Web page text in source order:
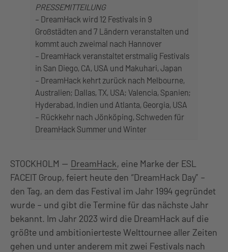
PRESSEMITTEILUNG
– DreamHack wird 12 Festivals in 9
Großstädten and 7 Ländern veranstalten und
kommt auch zweimal nach Hannover
– DreamHack veranstaltet erstmalig Festivals
in San Diego, CA, USA und Makuhari, Japan
– DreamHack kehrt zurück nach Melbourne,
Australien; Dallas, TX, USA; Valencia, Spanien;
Hyderabad, Indien und Atlanta, Georgia, USA
– Rückkehr nach Jönköping, Schweden für
DreamHack Summer und Winter
STOCKHOLM — DreamHack, eine Marke der ESL
FACEIT Group, feiert heute den “DreamHack Day” –
den Tag, an dem das Festival im Jahr 1994 gegründet
wurde – und gibt die Termine für das nächste Jahr
bekannt. Im Jahr 2023 wird die DreamHack auf die
größte und ambitionierteste Welttournee aller Zeiten
gehen und unter anderem mit zwei Festivals nach